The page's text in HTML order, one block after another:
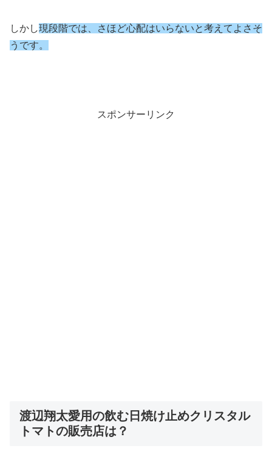
しかし現段階では、さほど心配はいらないと考えてよさそ
うです。
スポンサーリンク
渡辺翔太愛用の飲む日焼け止めクリスタル
トマトの販売店は？